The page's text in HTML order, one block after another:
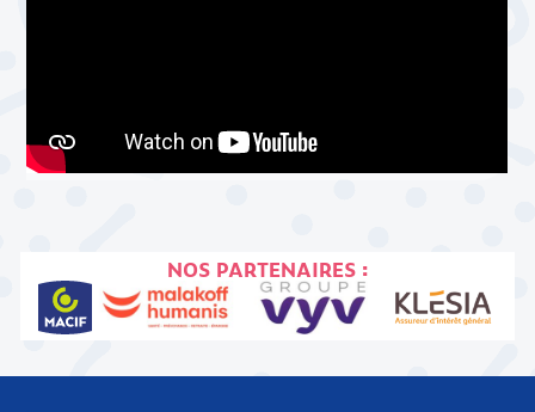
NOS PARTENAIRES :